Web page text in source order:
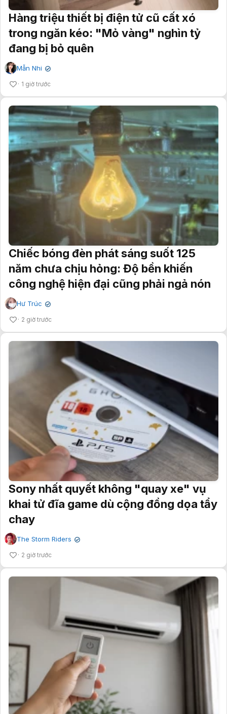
Hàng triệu thiết bị điện tử cũ cất xó
trong ngăn kéo: "Mỏ vàng" nghìn tỷ
đang bị bỏ quên
Mẫn Nhi ✔
1 giờ trước
Chiếc bóng đèn phát sáng suốt 125
năm chưa chịu hỏng: Độ bền khiến
công nghệ hiện đại cũng phải ngả nón
Hư Trúc ✔
2 giờ trước
Sony nhất quyết không "quay xe" vụ
khai tử đĩa game dù cộng đồng dọa tẩy
chay
The Storm Riders ✔
2 giờ trước